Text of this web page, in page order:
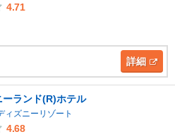
4.71
詳細
ランド(R)ホテル
ィズニーリゾート
4.68